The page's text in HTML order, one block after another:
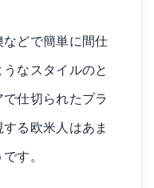
どで簡単に間仕
なスタイルのと
仕切られたプラ
る欧米人はあま
す。